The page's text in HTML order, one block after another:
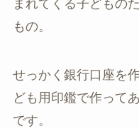
まれてくる子どもの
もの。
せっかく銀行口座を
ども用印鑑で作って
です。